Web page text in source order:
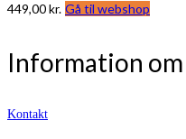
449,00kr. Gå til webshop
Information
Kontakt